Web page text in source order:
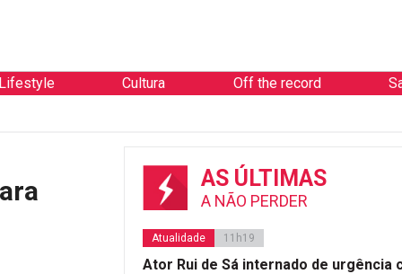
Cultura Off the record
AS ÚLTIMAS
A NÃO PERDER
Atualidade 11h19
Ator Rui de Sá internado de urgência